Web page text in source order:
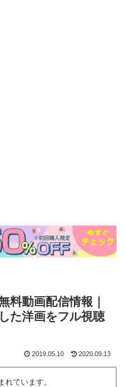
料動画配信情報｜
た洋画をフル視聴
2019.05.10 2020.09.13
れています。